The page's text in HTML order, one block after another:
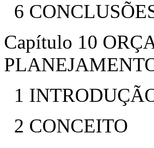
6
Capítulo 10
1
2 CONCEITO